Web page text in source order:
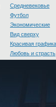
Средневековье
Футбол
Экономические
Вид сверху
Красивая графика
Любовь и страсть